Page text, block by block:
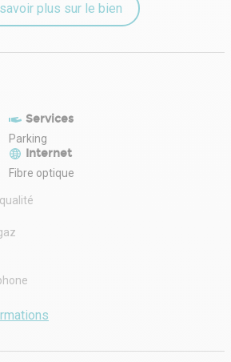
savoir plus sur le bien
Services
Parking
Internet
Fibre optique